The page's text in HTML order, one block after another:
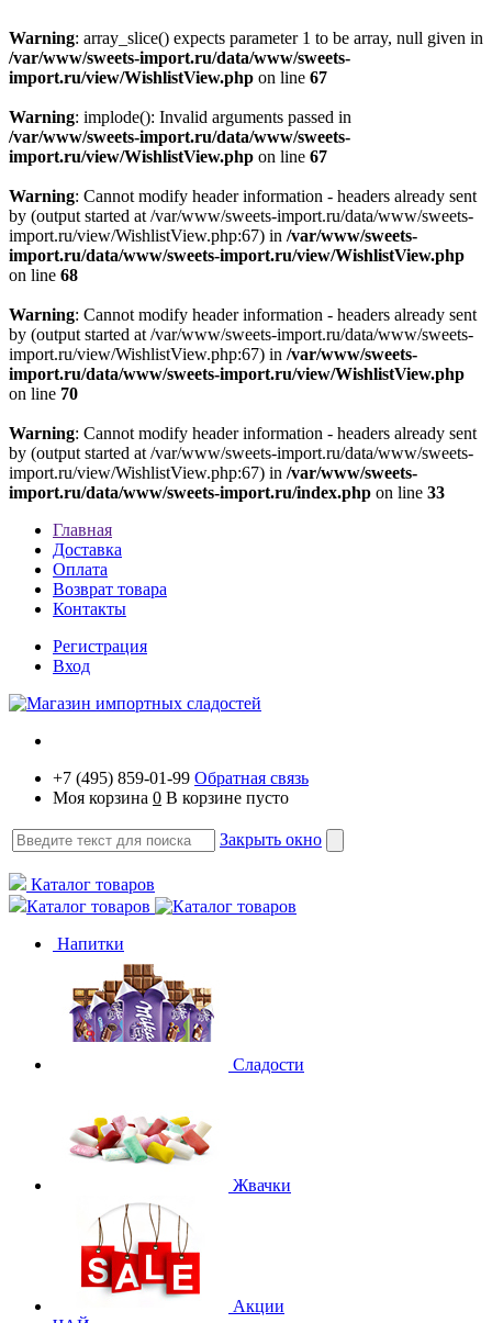
Warning: array_slice() expects parameter 1 to be array, null given in
/var/www/sweets-import.ru/data/www/sweets-
import.ru/view/WishlistView.php on line 67
Warning: implode(): Invalid arguments passed in
/var/www/sweets-import.ru/data/www/sweets-
import.ru/view/WishlistView.php on line 67
Warning: Cannot modify header information - headers already sent
by (output started at /var/www/sweets-import.ru/data/www/sweets-
import.ru/view/WishlistView.php:67) in /var/www/sweets-
import.ru/data/www/sweets-import.ru/view/WishlistView.php
on line 68
Warning: Cannot modify header information - headers already sent
by (output started at /var/www/sweets-import.ru/data/www/sweets-
import.ru/view/WishlistView.php:67) in /var/www/sweets-
import.ru/data/www/sweets-import.ru/view/WishlistView.php
on line 70
Warning: Cannot modify header information - headers already sent
by (output started at /var/www/sweets-import.ru/data/www/sweets-
import.ru/view/WishlistView.php:67) in /var/www/sweets-
import.ru/data/www/sweets-import.ru/index.php on line 33
Главная
Доставка
Оплата
Возврат товара
Контакты
Регистрация
Вход
+7 (495) 859-01-99 Обратная связь
Моя корзина 0 В корзине пусто
Закрыть окно
Каталог товаров
Каталог товаров
Напитки
Сладости
Жвачки
Акции